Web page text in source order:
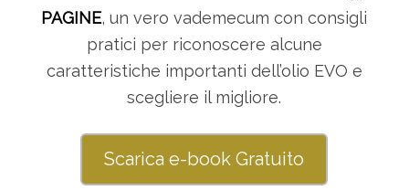
PAGINE, un vero vademecum con consigli
pratici per riconoscere alcune
caratteristiche importanti dell’olio EVO e
scegliere il migliore.
Scarica e-book Gratuito